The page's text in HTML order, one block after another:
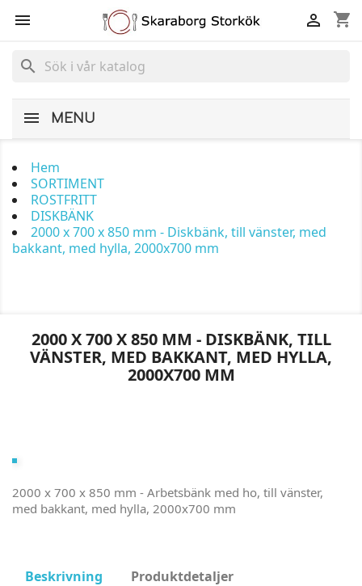
 shopping_cart

search
MENU
Hem
SORTIMENT
ROSTFRITT
DISKBÄNK
2000 x 700 x 850 mm - Diskbänk, till vänster, med
bakkant, med hylla, 2000x700 mm
2000 X 700 X 850 MM - DISKBÄNK, TILL
VÄNSTER, MED BAKKANT, MED HYLLA,
2000X700 MM
2000 x 700 x 850 mm - Arbetsbänk med ho, till vänster,
med bakkant, med hylla, 2000x700 mm
Beskrivning Produktdetaljer